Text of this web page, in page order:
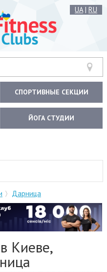
UA| RU
СПОРТИВНЫЕ СЕКЦИИ
ЙОГА СТУДИИ
Дарница
Киеве,